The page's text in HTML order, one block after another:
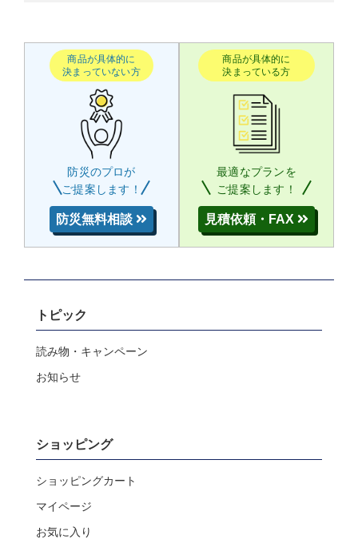
商品が具体的に
決まっていない方
防災のプロが
ご提案します！
防災無料相談
商品が具体的に
決まっている方
最適なプランを
ご提案します！
見積依頼・FAX
トピック
読み物・キャンペーン
お知らせ
ショッピング
ショッピングカート
マイページ
お気に入り